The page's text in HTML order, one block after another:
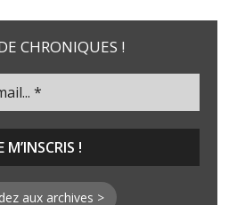
CHRONIQUES !
aux archives >